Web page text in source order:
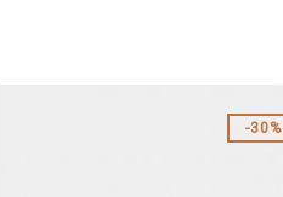
30%